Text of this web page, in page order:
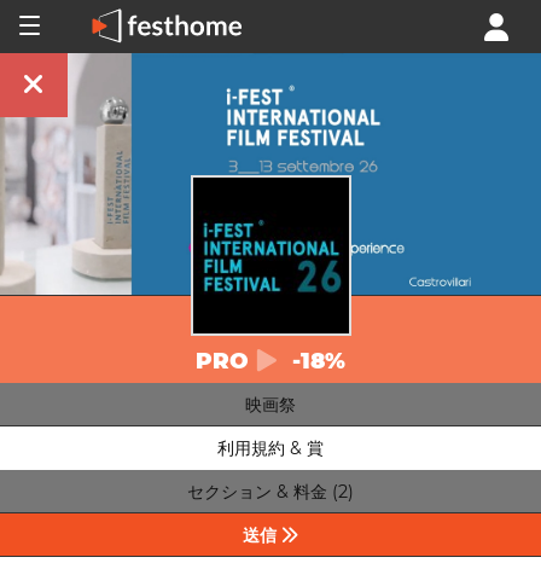
PRO -18%
映画祭
利用規約 & 賞
セクション & 料金 (2)
送信